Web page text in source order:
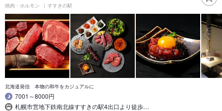
焼肉・ホルモン すすきの駅
北海道発信 本物の和牛をカジュアルに
7001～8000円
札幌市営地下鉄南北線すすきの駅4出口より徒歩…